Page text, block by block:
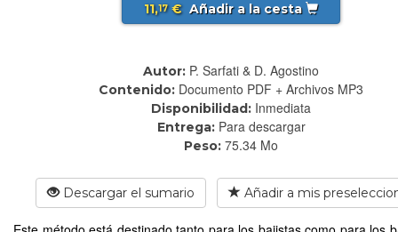
11,17€ Añadir a la cesta
Autor: P. Sarfati & D. Agostino
Contenido: Documento PDF + Archivos MP3
Disponibilidad: Inmediata
Entrega: Para descargar
Peso: 75.34 Mo
Descargar el sumario Añadir a mis